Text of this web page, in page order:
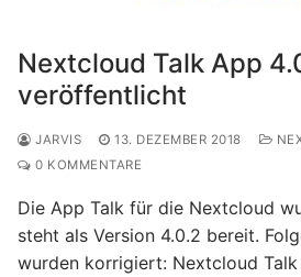
Nextcloud Talk App
veröffentlicht
JARVIS 13. DEZEMBER 2018
0 KOMMENTARE
Die App Talk für die Nextcloud
steht als Version 4.0.2 bereit.
wurden korrigiert: Nextcloud Talk